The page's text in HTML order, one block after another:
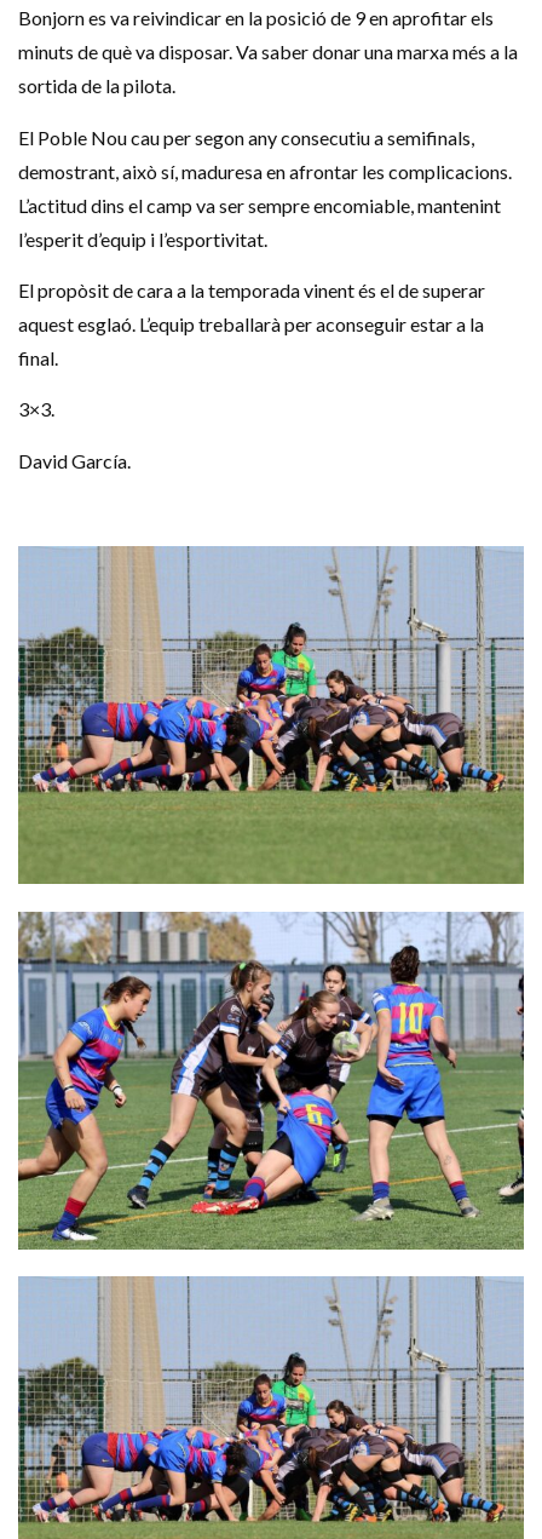
Bonjorn es va reivindicar en la posició de 9 en aprofitar els
minuts de què va disposar. Va saber donar una marxa més a la
sortida de la pilota.
El Poble Nou cau per segon any consecutiu a semifinals,
demostrant, això sí, maduresa en afrontar les complicacions.
L’actitud dins el camp va ser sempre encomiable, mantenint
l’esperit d’equip i l’esportivitat.
El propòsit de cara a la temporada vinent és el de superar
aquest esglaó. L’equip treballarà per aconseguir estar a la
final.
3×3.
David García.